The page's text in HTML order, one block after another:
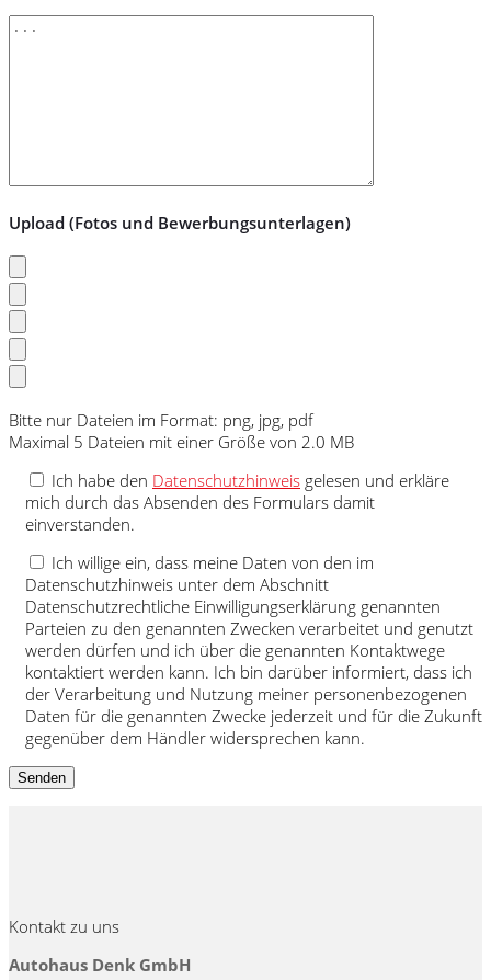
Upload (Fotos und Bewerbungsunterlagen)
Bitte nur Dateien im Format: png, jpg, pdf
Maximal 5 Dateien mit einer Größe von 2.0 MB
Ich habe den Datenschutzhinweis gelesen und erkläre
mich durch das Absenden des Formulars damit
einverstanden.
Ich willige ein, dass meine Daten von den im
Datenschutzhinweis unter dem Abschnitt
Datenschutzrechtliche Einwilligungserklärung genannten
Parteien zu den genannten Zwecken verarbeitet und genutzt
werden dürfen und ich über die genannten Kontaktwege
kontaktiert werden kann. Ich bin darüber informiert, dass ich
der Verarbeitung und Nutzung meiner personenbezogenen
Daten für die genannten Zwecke jederzeit und für die Zukunft
gegenüber dem Händler widersprechen kann.
Kontakt zu uns
Autohaus Denk GmbH